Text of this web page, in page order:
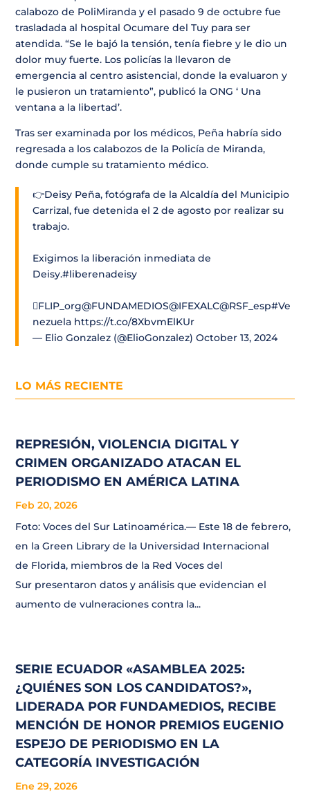
calabozo de PoliMiranda y el pasado 9 de octubre fue
trasladada al hospital Ocumare del Tuy para ser
atendida. “Se le bajó la tensión, tenía fiebre y le dio un
dolor muy fuerte. Los policías la llevaron de
emergencia al centro asistencial, donde la evaluaron y
le pusieron un tratamiento”, publicó la ONG ‘ Una
ventana a la libertad’.
Tras ser examinada por los médicos, Peña habría sido
regresada a los calabozos de la Policía de Miranda,
donde cumple su tratamiento médico.
👉Deisy Peña, fotógrafa de la Alcaldía del Municipio
Carrizal, fue detenida el 2 de agosto por realizar su
trabajo.
Exigimos la liberación inmediata de
Deisy.#liberenadeisy
FLIP_org@FUNDAMEDIOS@IFEXALC@RSF_esp#Ve
nezuela https://t.co/8XbvmElKUr
— Elio Gonzalez (@ElioGonzalez)October 13, 2024
LO MÁS RECIENTE
REPRESIÓN, VIOLENCIA DIGITAL Y
CRIMEN ORGANIZADO ATACAN EL
PERIODISMO EN AMÉRICA LATINA
Feb 20, 2026
Foto: Voces del Sur Latinoamérica.— Este 18 de febrero,
en la Green Library de la Universidad Internacional
de Florida, miembros de la Red Voces del
Sur presentaron datos y análisis que evidencian el
aumento de vulneraciones contra la...
SERIE ECUADOR «ASAMBLEA 2025:
¿QUIÉNES SON LOS CANDIDATOS?»,
LIDERADA POR FUNDAMEDIOS, RECIBE
MENCIÓN DE HONOR PREMIOS EUGENIO
ESPEJO DE PERIODISMO EN LA
CATEGORÍA INVESTIGACIÓN
Ene 29, 2026